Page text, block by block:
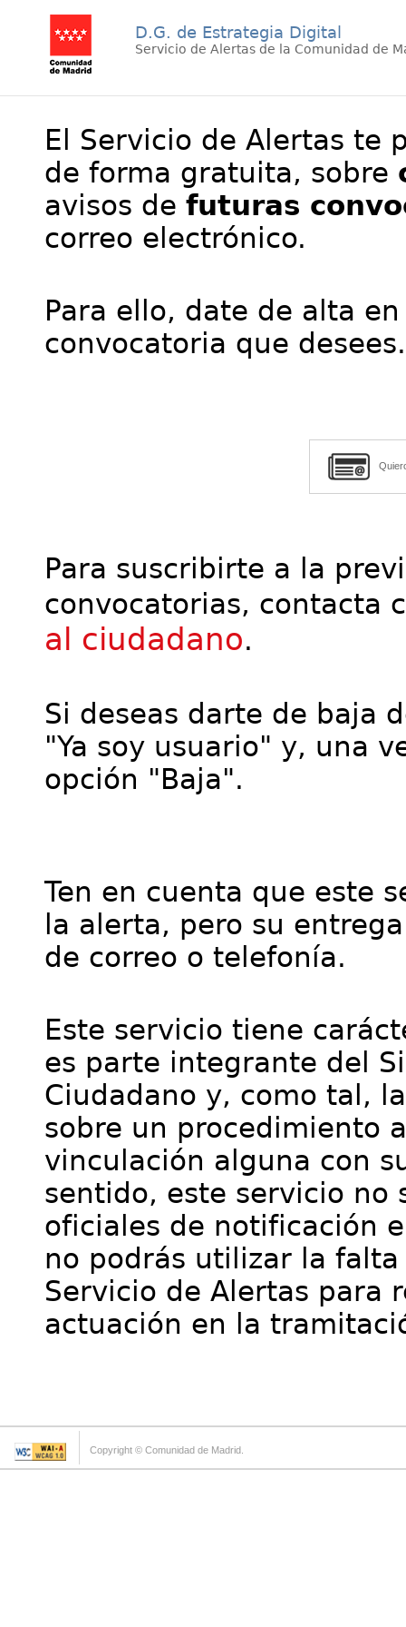
D.G. de Estrategia Digital
Servicio de Alertas de la Comunidad de
El Servicio de Alertas te
de forma gratuita, sobre
avisos de futuras
correo electrónico.
Para ello, date de alta
convocatoria que desees.
Para suscribirte a la
convocatorias, contacta
al ciudadano.
Si deseas darte de baja
"Ya soy usuario" y, una
opción "Baja".
Ten en cuenta que este
la alerta, pero su
de correo o telefonía.
Este servicio tiene
es parte integrante del
Ciudadano y, como tal,
sobre un procedimiento
vinculación alguna con
sentido, este servicio no
oficiales de notificación
no podrás utilizar la
Servicio de Alertas para
actuación en la
Copyright © Comunidad de Madrid.